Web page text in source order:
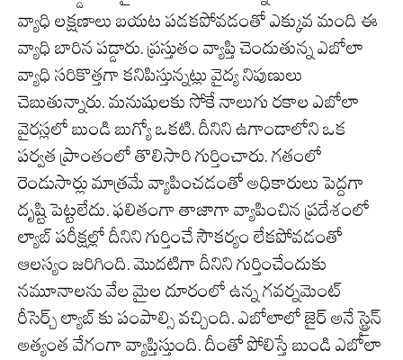
వ్యాధి లక్షణాలు బయట పడకపోవడంతో ఎక్కువ మంది ఈ
వ్యాధి బారిన పడ్డారు. ప్రస్తుతం వ్యాప్తి చెందుతున్న ఎబోలా
వ్యాధి సరికొత్తగా కనిపిస్తున్నట్లు వైద్య నిపుణులు
చెబుతున్నారు. మనుషులకు సోకే నాలుగు రకాల ఎబోలా
వైరస్లలో బుండి బుగ్యో ఒకటి. దీనిని ఉగాండాలోని ఒక
పర్వత ప్రాంతంలో తొలిసారి గుర్తించారు. గతంలో
రెండుసార్లు మాత్రమే వ్యాపించడంతో అధికారులు పెద్దగా
దృష్టి పెట్టలేదు. ఫలితంగా తాజాగా వ్యాపించిన ప్రదేశంలో
ల్యాబ్ పరీక్షల్లో దీనిని గుర్తించే సౌకర్యం లేకపోవడంతో
ఆలస్యం జరిగింది. మొదటిగా దీనిని గుర్తించేందుకు
నమూనాలను వేల మైల దూరంలో ఉన్న గవర్నమెంట్
రీసెర్చ్ ల్యాబ్ కు పంపాల్సి వచ్చింది. ఎబోలాలో జైర్ అనే స్ట్రైన్
అత్యంత వేగంగా వ్యాప్తిస్తుంది. దీంతో పోలిస్తే బుండి ఎబోలా